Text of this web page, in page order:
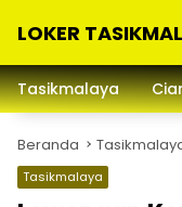
LOKER
Lowongan
Kerja
dan
Sekitarna
Tasikmalaya
Beranda
Tasikmalaya